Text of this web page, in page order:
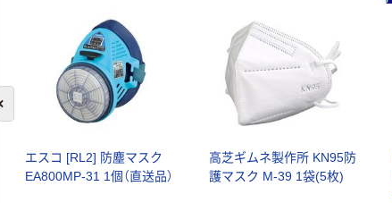
エスコ [RL2] 防塵マスク
EA800MP-31 1個（直送品）
高芝ギムネ製作所 KN95防
護マスク M-39 1袋(5枚)
前のスライドへ